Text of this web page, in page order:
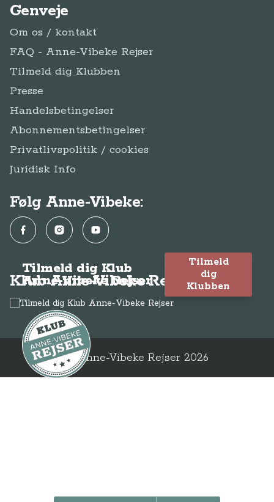
Genveje
Om os / kontakt
FAQ - Anne-Vibeke Rejser
Tilmeld dig Klubben
Presse
Handelsbetingelser
Abonnementsbetingelser
Privatlivspolitik / cookies
Juridisk Info
Følg Anne-Vibeke:
FacebookInstagramYouTube
Klub Anne-Vibeke Rejser
Tilmeld dig Klub
Anne-Vibeke Rejser
Tilmeld
dig
Klubben
© Anne-Vibeke Rejser 2026